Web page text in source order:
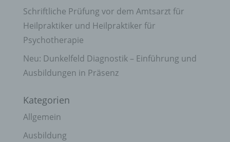
Schriftliche Prüfung vor dem Amtsarzt für
Heilpraktiker und Heilpraktiker für
Psychotherapie
Neu: Dunkelfeld Diagnostik – Einführung und
Ausbildungen in Präsenz
Kategorien
Allgemein
Ausbildung